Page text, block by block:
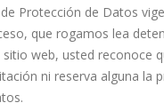
Protección de Datos
que rogamos lea
web, usted reconoce
ni reserva alguna la